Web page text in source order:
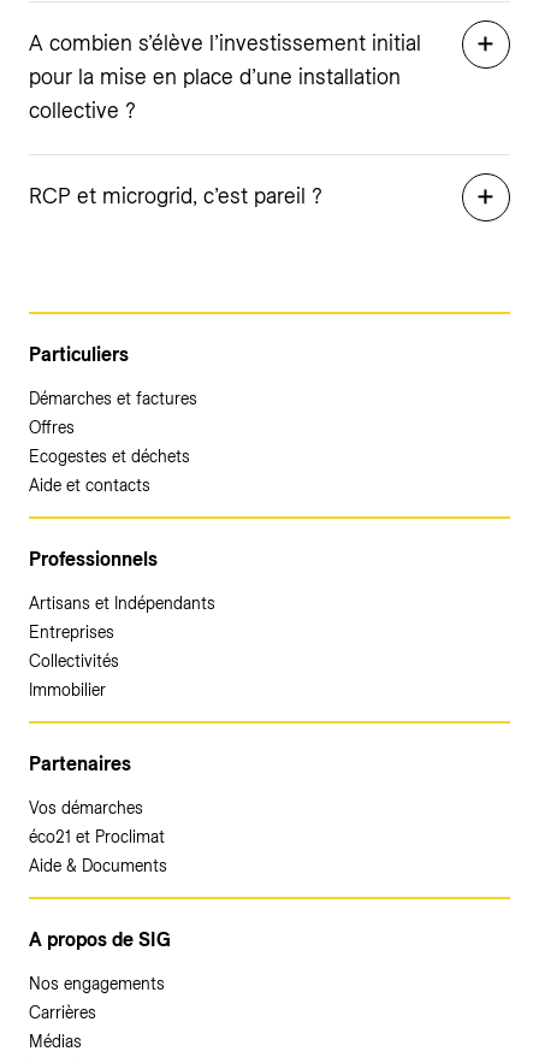
A combien s’élève l’investissement initial
pour la mise en place d’une installation
collective ?
RCP et microgrid, c’est pareil ?
Particuliers
Démarches et factures
Offres
Ecogestes et déchets
Aide et contacts
Professionnels
Artisans et Indépendants
Entreprises
Collectivités
Immobilier
Partenaires
Vos démarches
éco21 et Proclimat
Aide & Documents
A propos de SIG
Nos engagements
Carrières
Médias